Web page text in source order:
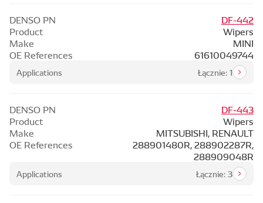
DENSO PN
DF-442
Product
Wipers
Make
MINI
Applications Łącznie: 1
OE References 61610049744
DENSO PN
DF-443
Product
Wipers
Make
MITSUBISHI, RENAULT
Applications Łącznie: 3
OE References
288901480R, 288902287R,
288909048R